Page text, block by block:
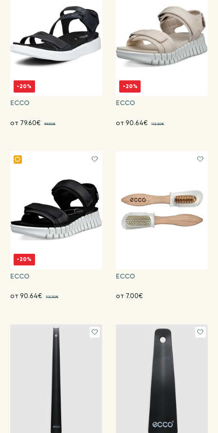
-20%
ECCO
от 79.60€ 99.50€
-20%
ECCO
от 90.64€ 113.30€
-20%
ECCO
от 90.64€ 113.30€
ECCO
от 7.00€